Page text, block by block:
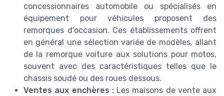
concessionnaires automobile ou spécialisés en
équipement pour véhicules proposent des
remorques d'occasion. Ces établissements offrent
en général une sélection variée de modèles, allant
de la remorque voiture aux solutions pour motos,
souvent avec des caractéristiques telles que le
chassis soudé ou des roues dessous.
Ventes aux enchères :Les maisons de vente aux